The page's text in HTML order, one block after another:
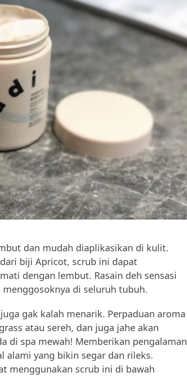
dan mudah diaplikasikan di kulit.
biji Apricot, scrub ini dapat
dengan lembut. Rasain deh sensasi
di seluruh tubuh.
gak kalah menarik. Perpaduan aroma
atau sereh, dan juga jahe akan
di spa mewah! Memberikan pengalaman
alami yang bikin segar dan rileks.
menggunakan scrub ini di bawah